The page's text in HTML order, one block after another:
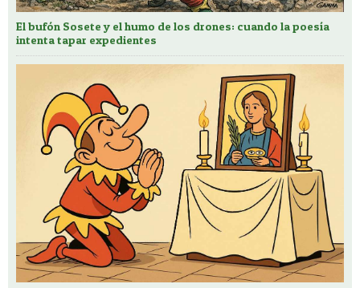
El bufón Sosete y el humo de los drones: cuando la poesía
intenta tapar expedientes